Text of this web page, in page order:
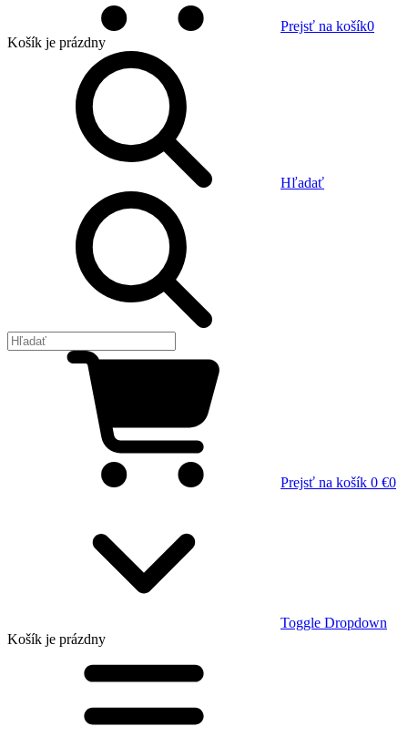
Prejsť na košík0
Košík je prázdny
Hľadať
Prejsť na košík 0 €0
Toggle Dropdown
Košík je prázdny